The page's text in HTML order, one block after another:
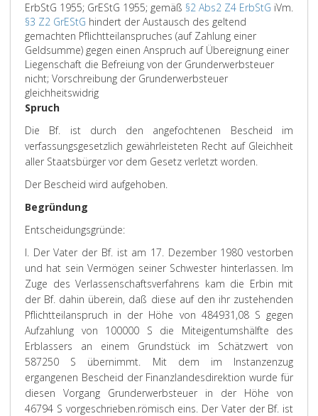
ErbStG 1955; GrEStG 1955; gemäß §2 Abs2 Z4 ErbStG iVm.
§3 Z2 GrEStG hindert der Austausch des geltend
gemachten Pflichtteilanspruches (auf Zahlung einer
Geldsumme) gegen einen Anspruch auf Übereignung einer
Liegenschaft die Befreiung von der Grunderwerbsteuer
nicht; Vorschreibung der Grunderwerbsteuer
gleichheitswidrig
Spruch
Die Bf. ist durch den angefochtenen Bescheid im
verfassungsgesetzlich gewährleisteten Recht auf Gleichheit
aller Staatsbürger vor dem Gesetz verletzt worden.
Der Bescheid wird aufgehoben.
Begründung
Entscheidungsgründe:
I. Der Vater der Bf. ist am 17. Dezember 1980 vestorben
und hat sein Vermögen seiner Schwester hinterlassen. Im
Zuge des Verlassenschaftsverfahrens kam die Erbin mit
der Bf. dahin überein, daß diese auf den ihr zustehenden
Pflichtteilanspruch in der Höhe von 484931,08 S gegen
Aufzahlung von 100000 S die Miteigentumshälfte des
Erblassers an einem Grundstück im Schätzwert von
587250 S übernimmt. Mit dem im Instanzenzug
ergangenen Bescheid der Finanzlandesdirektion wurde für
diesen Vorgang Grunderwerbsteuer in der Höhe von
46794 S vorgeschrieben.römisch eins. Der Vater der Bf. ist